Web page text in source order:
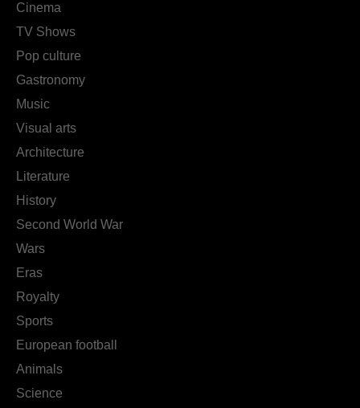
Cinema
TV Shows
Pop culture
Gastronomy
Music
Visual arts
Architecture
Literature
History
Second World War
Wars
Eras
Royalty
Sports
European football
Animals
Science